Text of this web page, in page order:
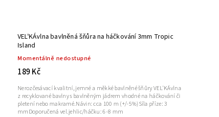
VEL'KÁvlna bavlněná šňůra na háčkování 3mm Tropic
Island
Momentálně nedostupné
189 Kč
Nerozčesávací kvalitní, jemné a měkké bavlněné šňůry VEL'KÁvlna
z recyklované bavlny s bavlněným jádrem vhodné na háčkování či
pletení nebo makramé.Návin: cca 100 m (+/-5%)Síla příze: 3
mmDoporučená vel.jehlic/háčku: 6-8 mm